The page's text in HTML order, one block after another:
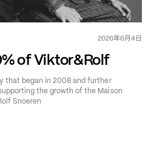
2026年6月4日
of Viktor&Rolf
that began in 2008 and further
the growth of the Maison
Snoeren